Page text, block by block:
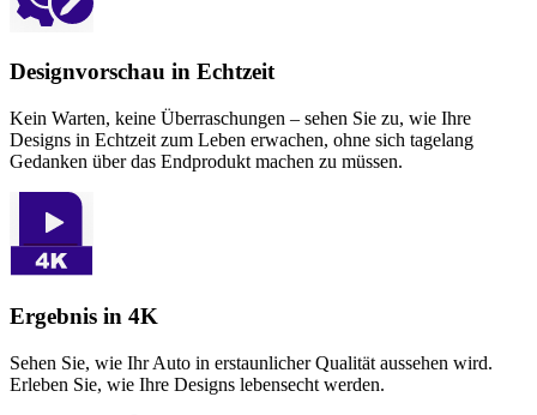
Designvorschau in Echtzeit
Kein Warten, keine Überraschungen – sehen Sie zu, wie Ihre
Designs in Echtzeit zum Leben erwachen, ohne sich tagelang
Gedanken über das Endprodukt machen zu müssen.
Ergebnis in 4K
Sehen Sie, wie Ihr Auto in erstaunlicher Qualität aussehen wird.
Erleben Sie, wie Ihre Designs lebensecht werden.